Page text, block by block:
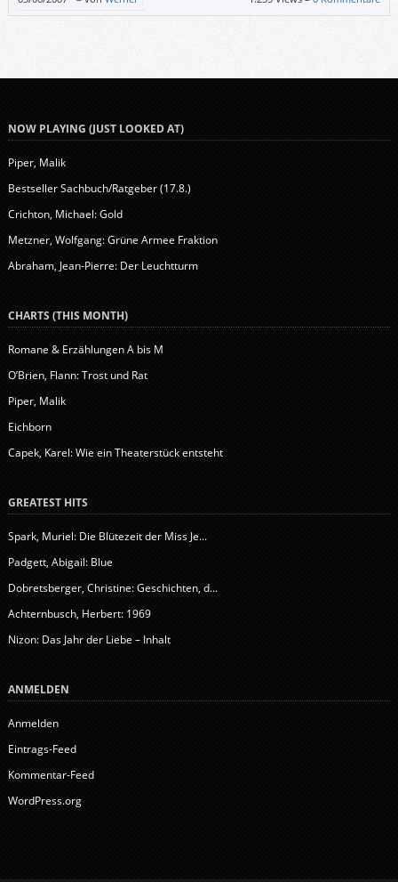
NOW PLAYING (JUST LOOKED AT)
Piper, Malik
Bestseller Sachbuch/Ratgeber (17.8.)
Crichton, Michael: Gold
Metzner, Wolfgang: Grüne Armee Fraktion
Abraham, Jean-Pierre: Der Leuchtturm
CHARTS (THIS MONTH)
Romane & Erzählungen A bis M
O’Brien, Flann: Trost und Rat
Piper, Malik
Eichborn
Capek, Karel: Wie ein Theaterstück entsteht
GREATEST HITS
Spark, Muriel: Die Blütezeit der Miss Je...
Padgett, Abigail: Blue
Dobretsberger, Christine: Geschichten, d...
Achternbusch, Herbert: 1969
Nizon: Das Jahr der Liebe – Inhalt
ANMELDEN
Anmelden
Eintrags-Feed
Kommentar-Feed
WordPress.org